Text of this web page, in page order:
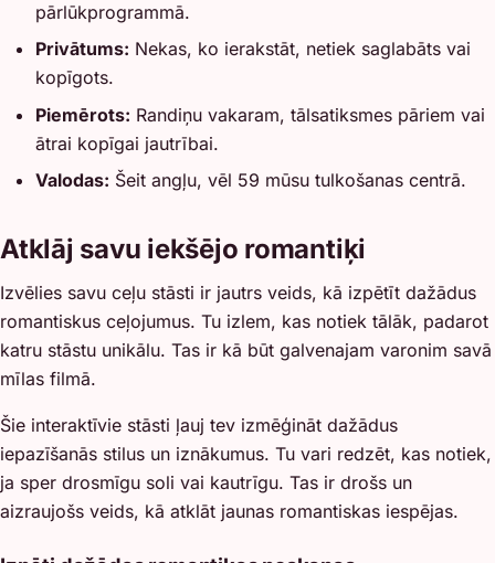
pārlūkprogrammā.
Privātums: Nekas, ko ierakstāt, netiek saglabāts vai
kopīgots.
Piemērots: Randiņu vakaram, tālsatiksmes pāriem vai
ātrai kopīgai jautrībai.
Valodas: Šeit angļu, vēl 59 mūsu tulkošanas centrā.
Atklāj savu iekšējo romantiķi
Izvēlies savu ceļu stāsti ir jautrs veids, kā izpētīt dažādus
romantiskus ceļojumus. Tu izlem, kas notiek tālāk, padarot
katru stāstu unikālu. Tas ir kā būt galvenajam varonim savā
mīlas filmā.
Šie interaktīvie stāsti ļauj tev izmēģināt dažādus
iepazīšanās stilus un iznākumus. Tu vari redzēt, kas notiek,
ja sper drosmīgu soli vai kautrīgu. Tas ir drošs un
aizraujošs veids, kā atklāt jaunas romantiskas iespējas.